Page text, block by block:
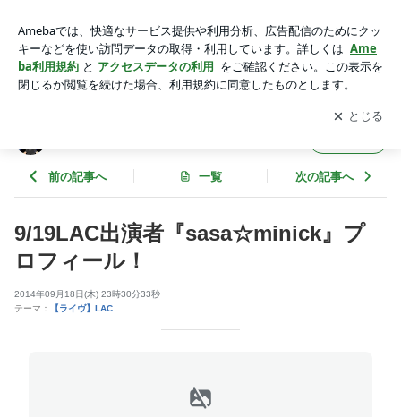
たぁ～さんのプロデューサー日記
アプリをダウンロードして ブログの更新通知
を受け取りまし
ょう。
開く
前の記事へ 一覧 次の記事へ
9/19LAC出演者『sasa☆minick』プ
ロフィール！
2014年09月18日(木) 23時30分33秒
テーマ：
【ライヴ】LAC